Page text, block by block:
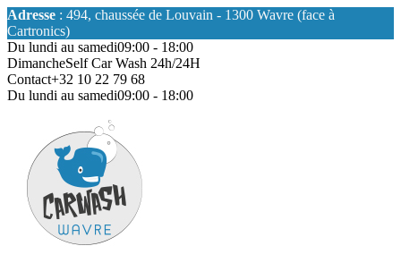
Adresse : 494, chaussée de Louvain - 1300 Wavre (face à
Cartronics)
Du lundi au samedi09:00 - 18:00
DimancheSelf Car Wash 24h/24H
Contact+32 10 22 79 68
Du lundi au samedi09:00 - 18:00